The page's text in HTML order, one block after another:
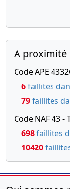
A proximité
Code APE
6faillites
79faillites
Code NAF 43
698faillites
10420